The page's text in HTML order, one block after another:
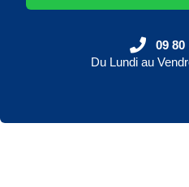
09 80
Du Lundi au